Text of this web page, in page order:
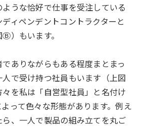
うな恰好で仕事を受注している
ィペンデントコントラクターと
）もいます。
ありながらもある程度まとまっ
で受け持つ社員もいます（上図
を私は「自営型社員」と名付け
って色々な形態があります。例え
、一人で製品の組み立てを丸ご